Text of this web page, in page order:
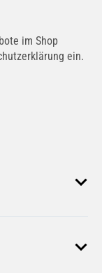
im Shop
ein.